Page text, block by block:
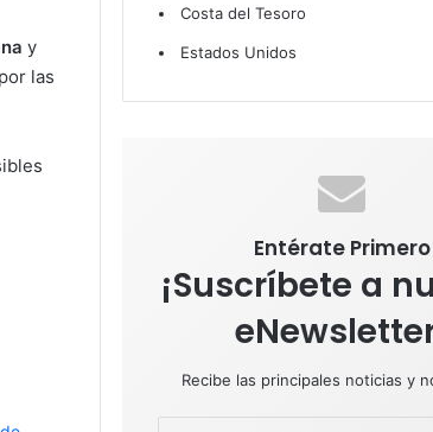
y
las
Costa del Tesoro
Estados Unidos
Entérate Primero
¡Suscríbete a
Recibe las principales noticias y